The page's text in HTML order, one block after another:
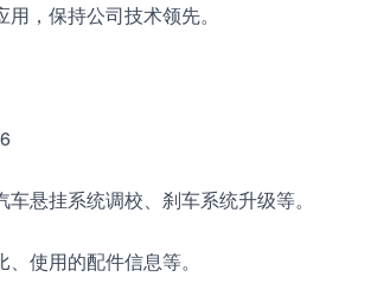
，保持公司技术领先。
悬挂系统调校、刹车系统升级等。
使用的配件信息等。